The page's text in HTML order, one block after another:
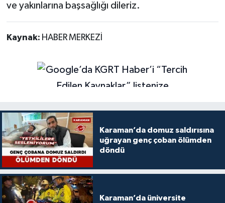
ve yakınlarına başsağlığı dileriz.
Kaynak: HABER MERKEZİ
Karaman’da domuz saldırısına
uğrayan genç çoban ölümden
döndü
Karaman’da üniversite